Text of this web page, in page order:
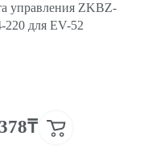
управления ZKBZ-
220 для EV-52